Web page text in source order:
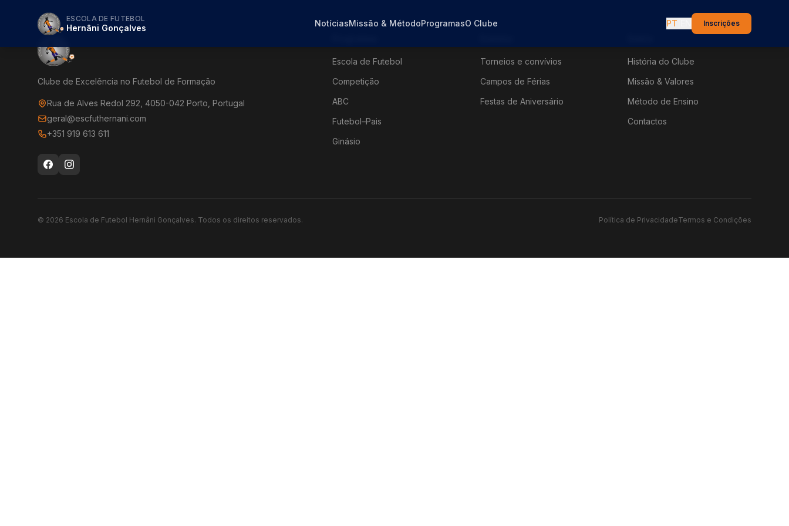
ESCOLA DE FUTEBOL
Hernâni Gonçalves NotíciasMissão & MétodoProgramasO Clube PT Inscrições
Clube de Excelência no Futebol de Formação
Rua de Alves Redol 292, 4050-042 Porto, Portugal
geral@escfuthernani.com
+351 919 613 611
Escola de Futebol
Competição
ABC
Futebol–Pais
Ginásio
Torneios e convívios
Campos de Férias
Festas de Aniversário
História do Clube
Missão & Valores
Método de Ensino
Contactos
© 2026 Escola de Futebol Hernâni Gonçalves. Todos os direitos reservados. Política de PrivacidadeTermos e Condições